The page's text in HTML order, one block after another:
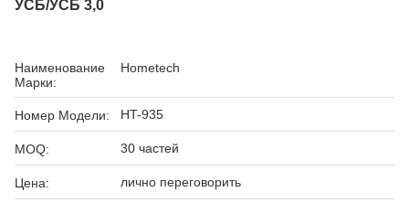
УСБ/УСБ 3,0
Наименование
Марки:
Hometech
Номер Модели: HT-935
MOQ: 30 частей
Цена: лично переговорить